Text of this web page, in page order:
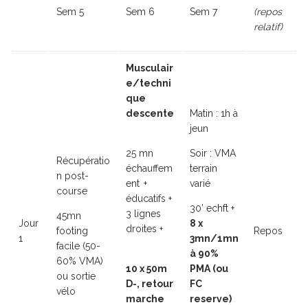
Sem 5 Sem 6 Sem 7
(repos
relatif)
Jour
1
Récupératio
n post-
course
45mn
footing
facile (50-
60% VMA)
ou sortie
vélo
Musculair
e/techni
que
descente
25 mn
échauffem
ent +
éducatifs +
3 lignes
droites +
10 x 50m
D-, retour
marche
Matin : 1h à
jeun
Soir : VMA
terrain
varié
30’ echft +
8 x
3mn/1mn
à 90%
PMA (ou
FC
reserve)
Repos